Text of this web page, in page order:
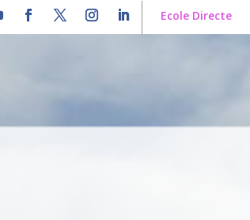
Ecole Directe